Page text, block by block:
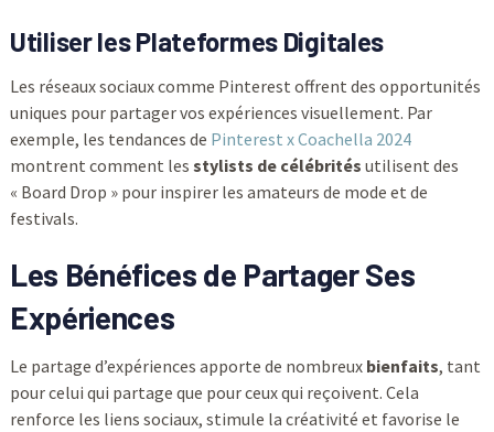
Utiliser les Plateformes Digitales
Les réseaux sociaux comme Pinterest offrent des opportunités
uniques pour partager vos expériences visuellement. Par
exemple, les tendances de Pinterest x Coachella 2024
montrent comment les stylists de célébrités utilisent des
« Board Drop » pour inspirer les amateurs de mode et de
festivals.
Les Bénéfices de Partager Ses
Expériences
Le partage d’expériences apporte de nombreux bienfaits, tant
pour celui qui partage que pour ceux qui reçoivent. Cela
renforce les liens sociaux, stimule la créativité et favorise le